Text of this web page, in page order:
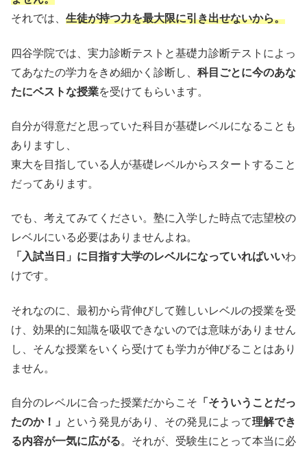
それでは、 生徒が持つ力を最大限に引き出せないから。
四谷学院では、実力診断テストと基礎力診断テストによっ
てあなたの学力をきめ細かく診断し、 科目ごとに今のあな
たにベストな授業を受けてもらいます。
自分が得意だと思っていた科目が基礎レベルになることも
ありますし、
東大を目指している人が基礎レベルからスタートすること
だってあります。
でも、考えてみてください。塾に入学した時点で志望校の
レベルにいる必要はありませんよね。
「入試当日」に目指す大学のレベルになっていればいいわ
けです。
それなのに、最初から背伸びして難しいレベルの授業を受
け、効果的に知識を吸収できないのでは意味がありません
し、そんな授業をいくら受けても学力が伸びることはあり
ません。
自分のレベルに合った授業だからこそ 「そういうことだっ
たのか！」
という発見があり、その発見によって理解でき
る内容が一気に広がる。それが、受験生にとって本当に必